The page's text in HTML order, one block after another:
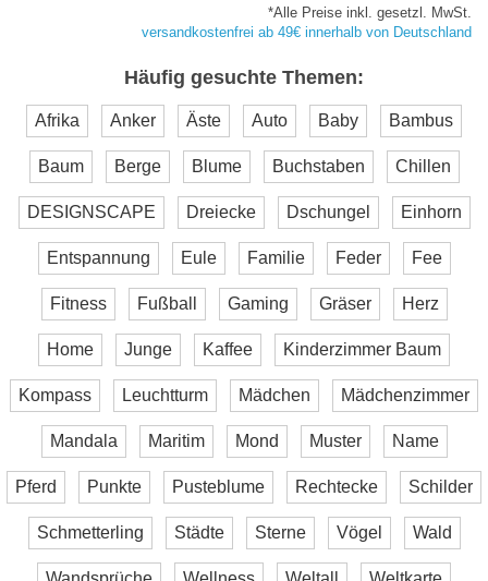
*Alle Preise inkl. gesetzl. MwSt.
versandkostenfrei ab 49€ innerhalb von Deutschland
Häufig gesuchte Themen:
Afrika Anker Äste Auto Baby Bambus
Baum Berge Blume Buchstaben Chillen
DESIGNSCAPE Dreiecke Dschungel Einhorn
Entspannung Eule Familie Feder Fee
Fitness Fußball Gaming Gräser Herz
Home Junge Kaffee Kinderzimmer Baum
Kompass Leuchtturm Mädchen Mädchenzimmer
Mandala Maritim Mond Muster Name
Pferd Punkte Pusteblume Rechtecke Schilder
Schmetterling Städte Sterne Vögel Wald